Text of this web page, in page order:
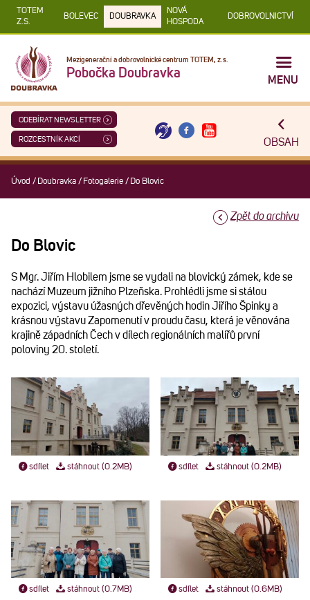
TOTEM
Z.S.
BOLEVEC DOUBRAVKA
NOVÁ
HOSPODA
DOBROVOLNICTVÍ
Mezigenerační a dobrovolnické centrum TOTEM, z.s.
Pobočka Doubravka
MENU
ODEBÍRAT NEWSLETTER
ROZCESTNÍK AKCÍ OBSAH
Úvod / Doubravka / Fotogalerie / Do Blovic
Zpět do archivu
Do Blovic
S Mgr. Jiřím Hlobilem jsme se vydali na blovický zámek, kde se
nachází Muzeum jižního Plzeňska. Prohlédli jsme si stálou
expozici, výstavu úžasných dřevěných hodin Jiřího Špinky a
krásnou výstavu Zapomenutí v proudu času, která je věnována
krajině západních Čech v dílech regionálních malířů první
poloviny 20. století.
sdílet stáhnout (0.2MB) sdílet stáhnout (0.2MB)
sdílet stáhnout (0.7MB) sdílet stáhnout (0.6MB)